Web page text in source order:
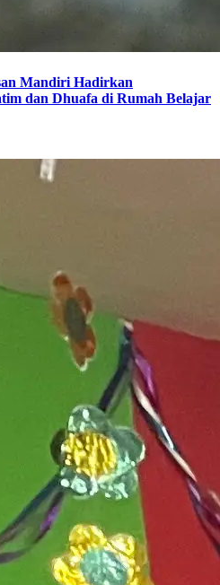
Mandiri Hadirkan
dan Dhuafa di Rumah Belajar